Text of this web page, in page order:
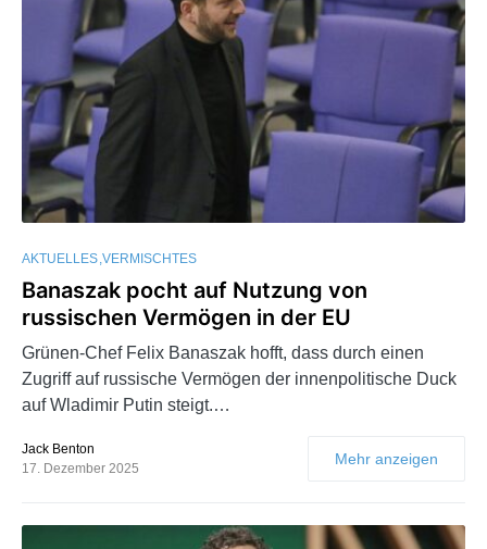
AKTUELLES VERMISCHTES
Banaszak pocht auf Nutzung von
russischen Vermögen in der EU
Grünen-Chef Felix Banaszak hofft, dass durch einen
Zugriff auf russische Vermögen der innenpolitische Duck
auf Wladimir Putin steigt.…
Jack Benton
17. Dezember 2025
Mehr anzeigen